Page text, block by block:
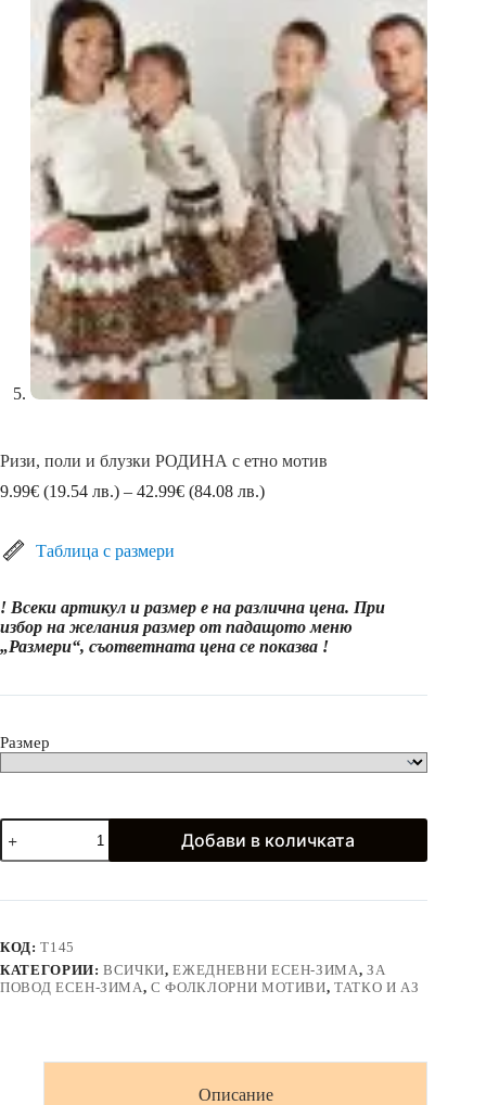
Ризи, поли и блузки РОДИНА с етно мотив
9.99€ (19.54 лв.) – 42.99€ (84.08 лв.)Price
42.99€
(84.08
лв.)
Таблица с размери
! Всеки артикул и размер е на различна цена. При
избор на желания размер от падащото меню
„Размери“, съответната цена се показва !
Размер
количество
за
Ризи,
и
с
етно
мотив
Добави в количката
КОД:T145
КАТЕГОРИИ:ВСИЧКИ,ЕЖЕДНЕВНИ ЕСЕН-ЗИМА,ЗА
ПОВОД ЕСЕН-ЗИМА,С ФОЛКЛОРНИ МОТИВИ,ТАТКО И АЗ
Описание